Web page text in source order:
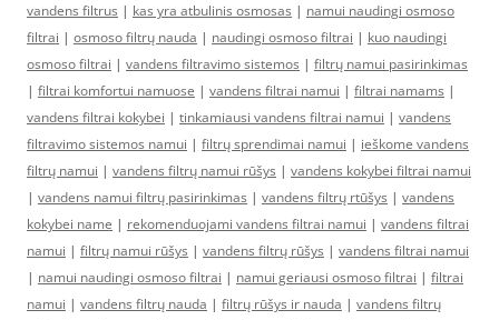
vandens filtrus | kas yra atbulinis osmosas | namui naudingi osmoso
filtrai | osmoso filtrų nauda | naudingi osmoso filtrai | kuo naudingi
osmoso filtrai | vandens filtravimo sistemos | filtrų namui pasirinkimas
| filtrai komfortui namuose | vandens filtrai namui | filtrai namams |
vandens filtrai kokybei | tinkamiausi vandens filtrai namui | vandens
filtravimo sistemos namui | filtrų sprendimai namui | ieškome vandens
filtrų namui | vandens filtrų namui rūšys | vandens kokybei filtrai namui
| vandens namui filtrų pasirinkimas | vandens filtrų rtūšys | vandens
kokybei name | rekomenduojami vandens filtrai namui | vandens filtrai
namui | filtrų namui rūšys | vandens filtrų rūšys | vandens filtrai namui
| namui naudingi osmoso filtrai | namui geriausi osmoso filtrai | filtrai
namui | vandens filtrų nauda | filtrų rūšys ir nauda | vandens filtrų